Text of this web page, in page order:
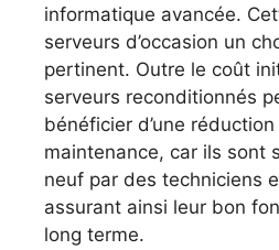
informatique avancée.
serveurs d’occasion un
pertinent. Outre le coût
serveurs reconditionnés
bénéficier d’une
maintenance, car ils sont
neuf par des techniciens
assurant ainsi leur bon
long terme.